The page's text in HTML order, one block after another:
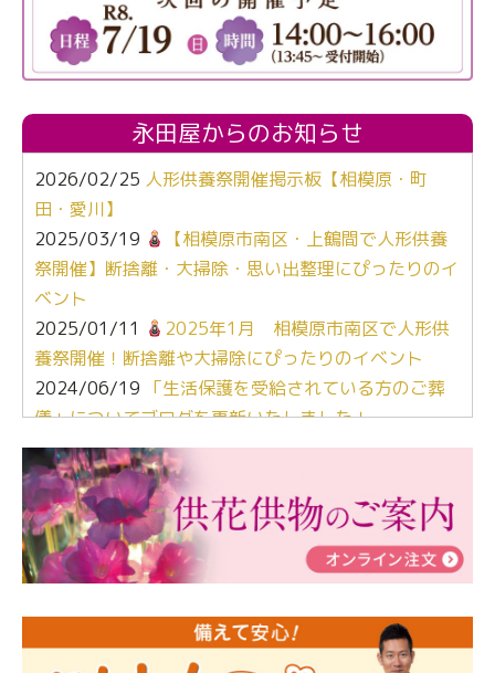
永田屋からのお知らせ
2026/02/25 人形供養祭開催掲示板【相模原・町
田・愛川】
2025/03/19
【相模原市南区・上鶴間で人形供養
祭開催】断捨離・大掃除・思い出整理にぴったりのイ
ベント
2025/01/11
2025年1月 相模原市南区で人形供
養祭開催！断捨離や大掃除にぴったりのイベント
2024/06/19 「生活保護を受給されている方のご葬
儀」についてブログを更新いたしました！
2024/03/06【終活なるほど教室】「マンガで学
ぶ！はじめてのお葬式」小さな家族葬ハウス®町田成
瀬 ご参加ありがとうございました！
2024/01/19令和6年能登半島地震災害の寄付のご報
告
人形供養 寄付のご報告
2023/12/16終活なるほど教室＠小さな家族葬ハウ